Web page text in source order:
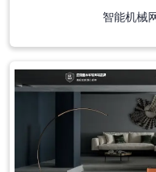
智能机械